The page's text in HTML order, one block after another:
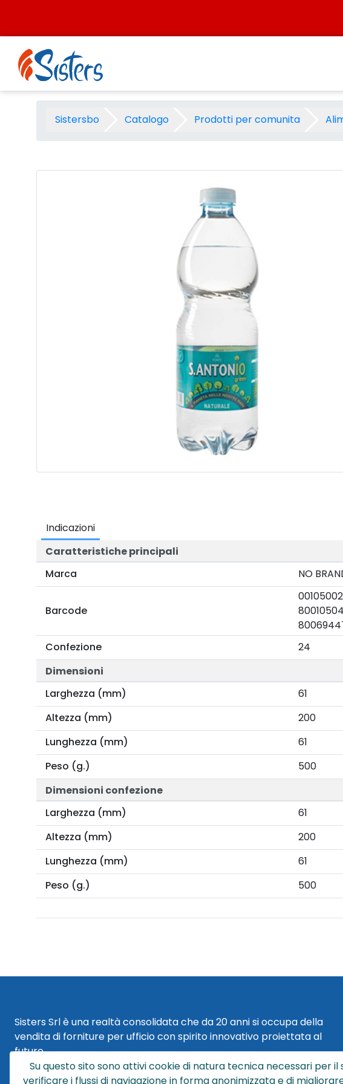
Acqua sant&#39;antonio naturale
Sistersbo Catalogo Prodotti per comunita
Indicazioni
Caratteristiche principali
Marca
NO
Barcode
Confezione
24
Dimensioni
Larghezza (mm)
61
Altezza (mm)
200
Lunghezza (mm)
61
Peso (g.)
500
Dimensioni confezione
Larghezza (mm)
61
Altezza (mm)
200
Lunghezza (mm)
61
Peso (g.)
500
Sisters Srl è una realtà consolidata che da 20 anni si occupa della
vendita di forniture per ufficio con spirito innovativo proiettata al
futuro.
Sisters Srl | Sede Legale
Su questo sito sono attivi cookie di natura tecnica necessari per
verificare i flussi di navigazione in forma anonimizzata e di